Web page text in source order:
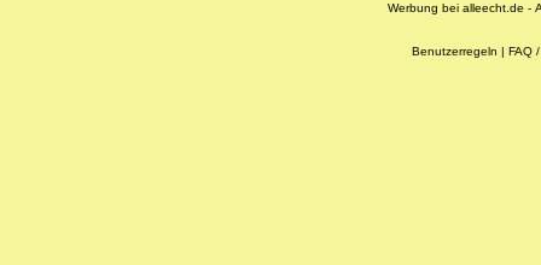
Werbung bei alleecht.de -
Benutzerregeln | FAQ